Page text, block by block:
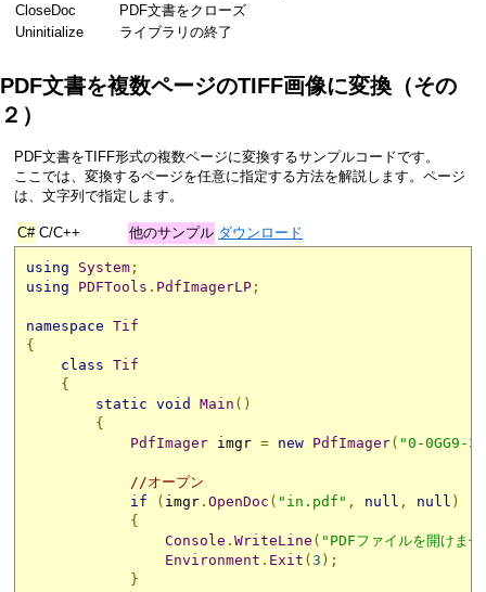
CloseDoc
PDF文書をクローズ
Uninitialize
ライブラリの終了
PDF文書を複数ページのTIFF画像に変換（その
２）
PDF文書をTIFF形式の複数ページに変換するサンプルコードです。
ここでは、変換するページを任意に指定する方法を解説します。ページ
は、文字列で指定します。
C# C/C++ 他のサンプル ダウンロード
using System ;
using
PDFTools . PdfImagerLP ;
namespace Tif
{
class Tif
{
static void Main ()
{
PdfImager imgr = new PdfImager( "0-0GG9-
//オープン
if
( imgr . OpenDoc ( "in.pdf" , null , null )
{
Console . WriteLine ( "PDFファイルを開けま
Environment . Exit (3 );
}